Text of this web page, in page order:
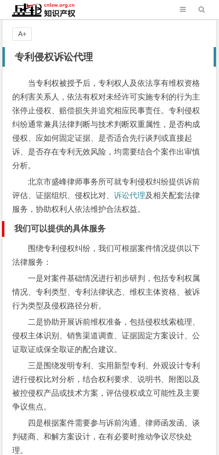
专利侵权诉讼代理
当专利权被授予后，专利权人及依法享有维权资格
的利害关系人，依法有权对未经许可实施专利的行为主
张停止侵权、赔偿损失并追究相应民事责任。专利侵权
纠纷通常兼具法律判断与技术判断双重属性，是否构成
侵权、应如何固定证据、是否适合先行谈判或直接起
诉、是否存在专利无效风险，均需要结合个案作出审慎
分析。
北京市盛峰律师事务所可就专利侵权纠纷提供诉前
评估、证据组织、侵权比对、诉讼代理及相关配套法律
服务，协助权利人依法维护合法权益。
我们可以提供的具体服务
围绕专利侵权纠纷，我们可根据案件情况提供以下
法律服务：
一是对案件基础情况进行初步研判，包括专利权属
情况、专利类型、专利法律状态、维权主体资格、被诉
行为类型及侵权路径分析。
二是协助开展诉前维权准备，包括侵权线索梳理、
侵权主体识别、销售渠道调查、证据固定方案设计、公
证取证或保全取证的配合建议。
三是围绕发明专利、实用新型专利、外观设计专利
进行侵权比对分析，结合权利要求、说明书、附图以及
被控侵权产品或技术方案，评估侵权成立可能性及主要
争议焦点。
四是根据案件需要参与诉前沟通、律师函发函、谈
判磋商、和解方案设计，在有必要时推动争议尽快处
理。
A+